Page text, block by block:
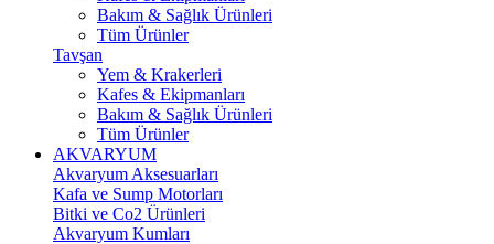
Bakım & Sağlık Ürünleri
Tüm Ürünler
Tavşan
Yem & Krakerleri
Kafes & Ekipmanları
Bakım & Sağlık Ürünleri
Tüm Ürünler
AKVARYUM
Akvaryum Aksesuarları
Kafa ve Sump Motorları
Bitki ve Co2 Ürünleri
Akvaryum Kumları